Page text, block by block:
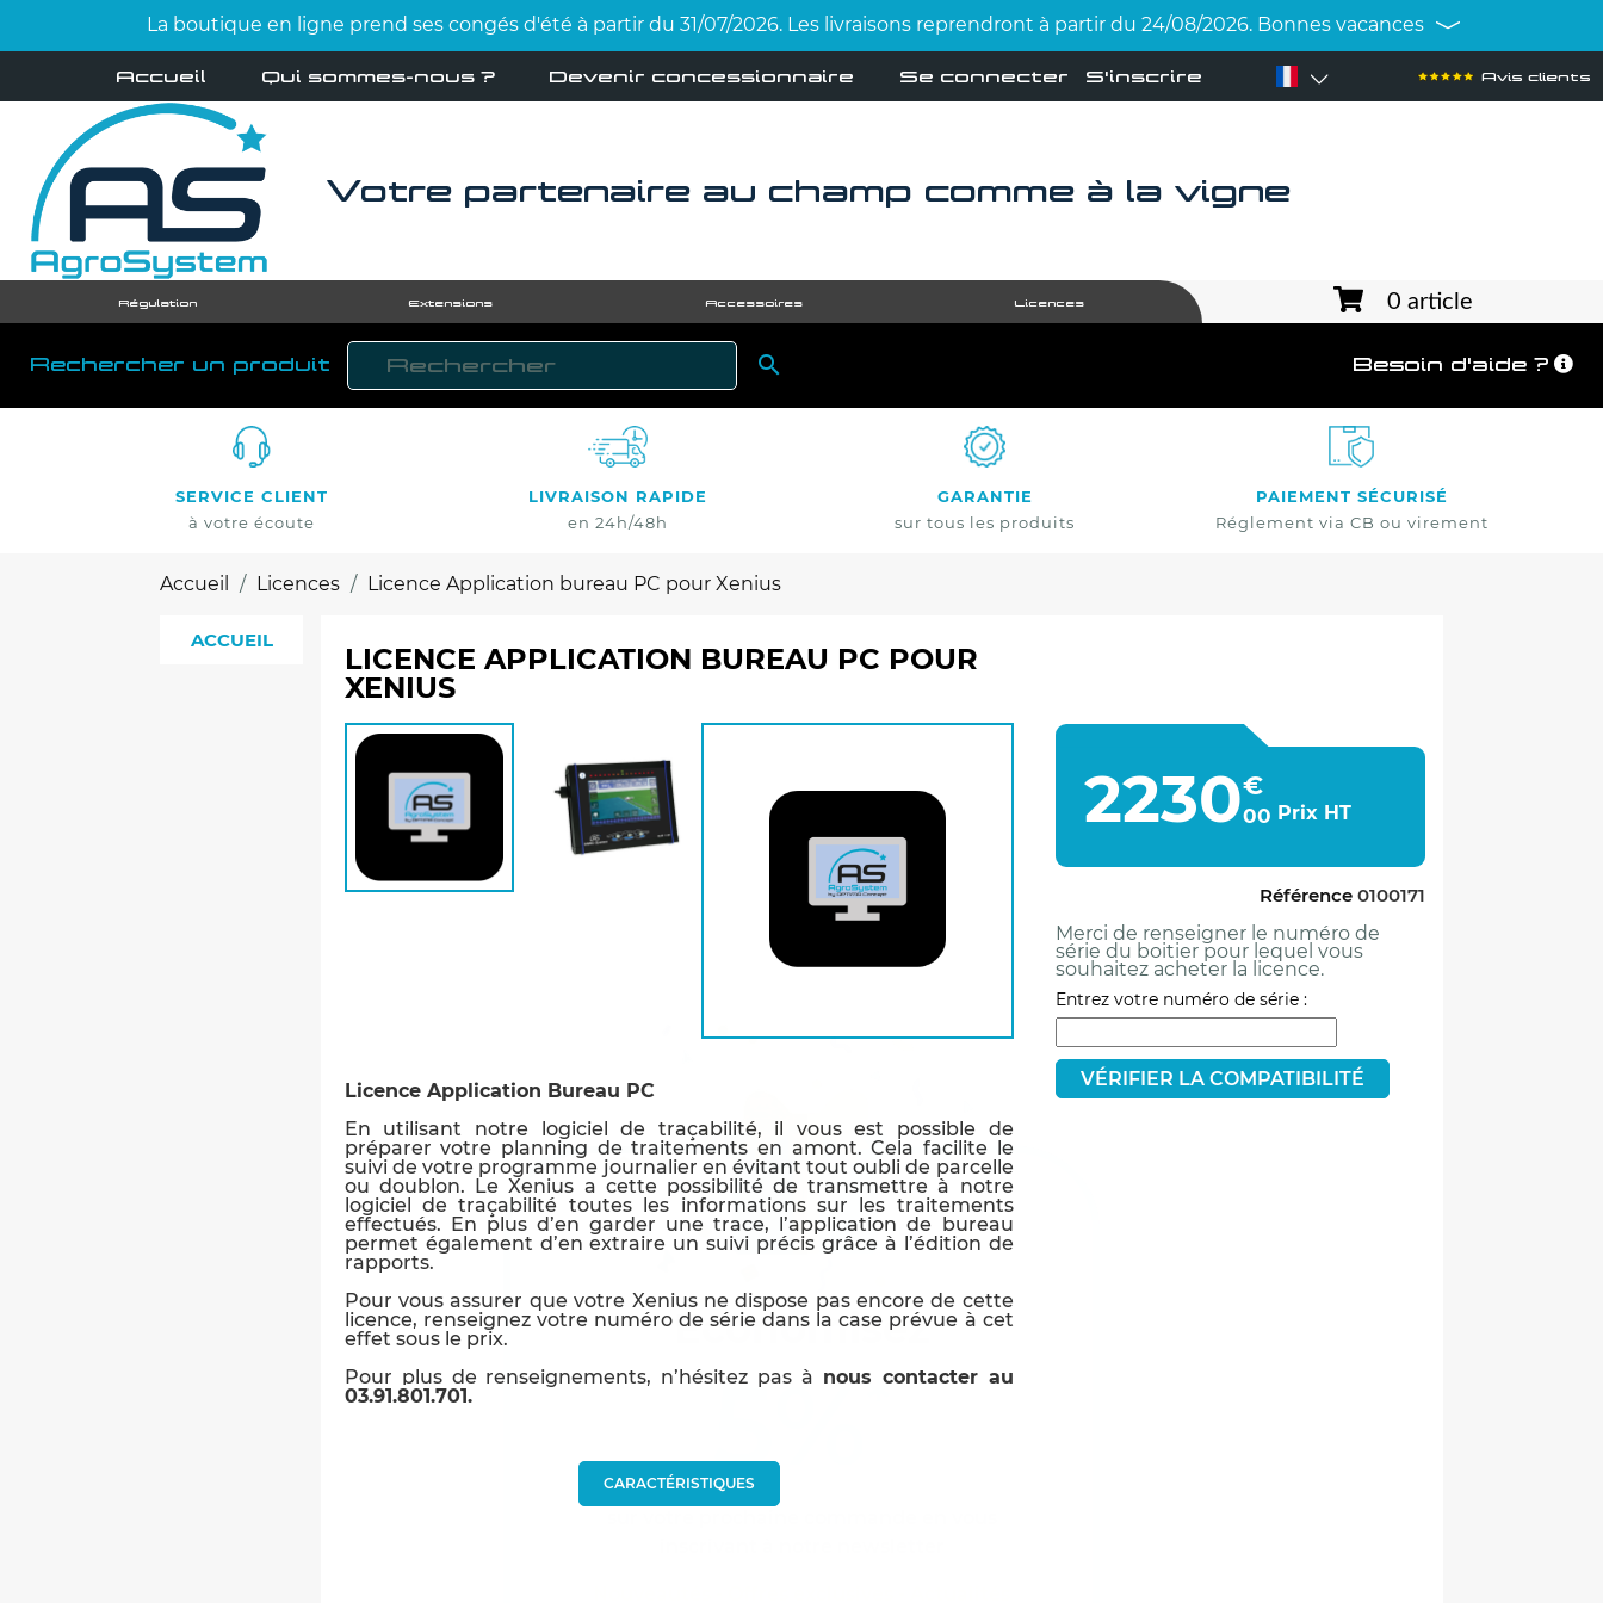
La boutique en ligne prend ses congés d'été à partir du 31/07/2026. Les livraisons reprendront à partir du 24/08/2026. Bonnes vacances
Accueil Qui sommes-nous ? Devenir concessionnaire Se connecter S'inscrire Avis clients
Votre partenaire au champ comme à la vigne
Régulation Extensions Accessoires Licences 0 article
Rechercher un produit RECHERCHER Besoin d'aide ?
SERVICE CLIENT
à votre écoute
LIVRAISON RAPIDE
en 24h/48h
GARANTIE
sur tous les produits
PAIEMENT SÉCURISÉ
Réglement via CB ou virement
Accueil Licences Licence Application bureau PC pour Xenius
ACCUEIL
LICENCE APPLICATION BUREAU PC POUR
XENIUS
CARACTÉRISTIQUES
2230€
00 Prix HT
Référence 0100171
Merci de renseigner le numéro de
série du boitier pour lequel vous
souhaitez acheter la licence.
Entrez votre numéro de série :
Licence Application Bureau PC
En utilisant notre logiciel de traçabilité, il vous est possible de
préparer votre planning de traitements en amont. Cela facilite le
suivi de votre programme journalier en évitant tout oubli de parcelle
ou doublon. Le Xenius a cette possibilité de transmettre à notre
logiciel de traçabilité toutes les informations sur les traitements
effectués. En plus d’en garder une trace, l’application de bureau
permet également d’en extraire un suivi précis grâce à l’édition de
rapports.
Pour vous assurer que votre Xenius ne dispose pas encore de cette
licence, renseignez votre numéro de série dans la case prévue à cet
effet sous le prix.
Pour plus de renseignements, n’hésitez pas à nous contacter au
03.91.801.701.
Economisez
5%*